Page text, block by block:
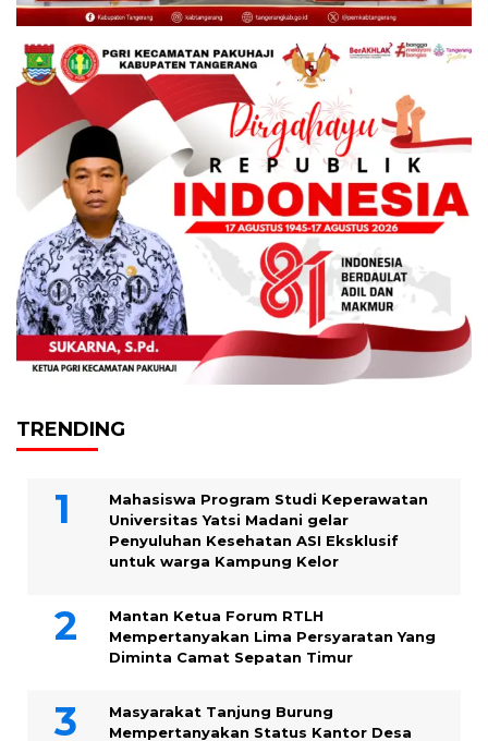
TRENDING
Mahasiswa Program Studi Keperawatan
Universitas Yatsi Madani gelar
Penyuluhan Kesehatan ASI Eksklusif
untuk warga Kampung ‎Kelor
Mantan Ketua Forum RTLH
Mempertanyakan Lima Persyaratan Yang
Diminta Camat Sepatan Timur
Masyarakat Tanjung Burung
Mempertanyakan Status Kantor Desa